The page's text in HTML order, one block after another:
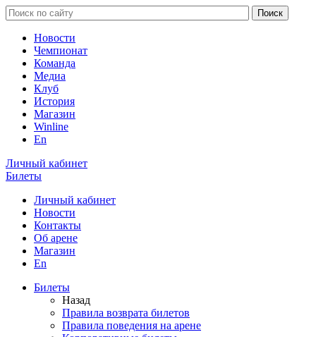
Новости
Чемпионат
Команда
Медиа
Клуб
История
Магазин
Winline
En
Личный кабинет
Билеты
Личный кабинет
Новости
Контакты
Об арене
Магазин
En
Билеты
Назад
Правила возврата билетов
Правила поведения на арене